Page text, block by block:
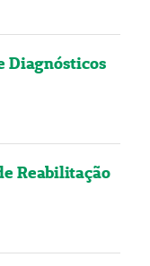
Diagnósticos
Reabilitação